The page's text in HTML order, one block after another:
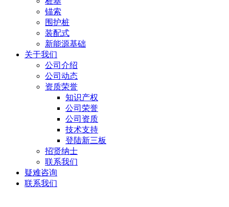
锚索
围护桩
装配式
新能源基础
关于我们
公司介绍
公司动态
资质荣誉
知识产权
公司荣誉
公司资质
技术支持
登陆新三板
招贤纳士
联系我们
疑难咨询
联系我们